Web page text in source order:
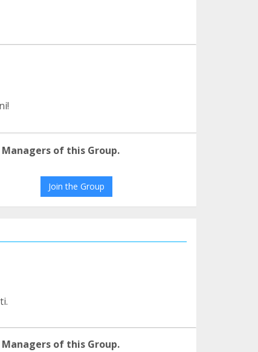
of this Group.
Join the Group
of this Group.